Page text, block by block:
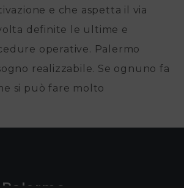
e che aspetta il via
definite le ultime e
operative. Palermo
realizzabile. Se ognuno fa
si può fare molto